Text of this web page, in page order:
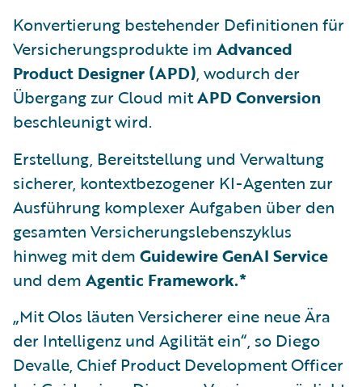
Konvertierung bestehender Definitionen für
Versicherungsprodukte im Advanced
Product Designer (APD), wodurch der
Übergang zur Cloud mitAPD Conversion
beschleunigt wird.
Erstellung, Bereitstellung und Verwaltung
sicherer, kontextbezogener KI-Agenten zur
Ausführung komplexer Aufgaben über den
gesamten Versicherungslebenszyklus
hinweg mit dem Guidewire GenAI Service
und dem Agentic Framework.*
„Mit Olos läuten Versicherer eine neue Ära
der Intelligenz und Agilität ein“, so Diego
Devalle, Chief Product Development Officer